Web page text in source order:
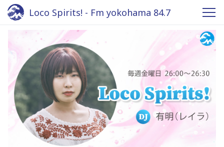
Loco Spirits! - Fm yokohama 84.7